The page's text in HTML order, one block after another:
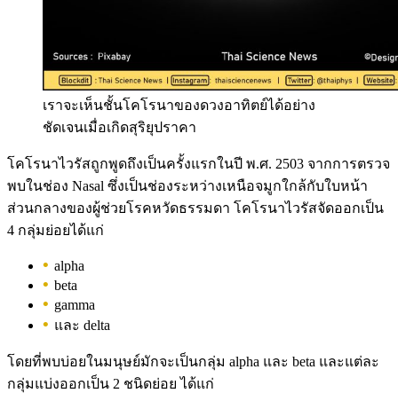
เราจะเห็นชั้นโคโรนาของดวงอาทิตย์ได้อย่าง
ชัดเจนเมื่อเกิดสุริยุปราคา
โคโรนาไวรัสถูกพูดถึงเป็นครั้งแรกในปี พ.ศ. 2503 จากการตรวจ
พบในช่อง Nasal ซึ่งเป็นช่องระหว่างเหนือจมูกใกล้กับใบหน้า
ส่วนกลางของผู้ช่วยโรคหวัดธรรมดา โคโรนาไวรัสจัดออกเป็น
4 กลุ่มย่อยได้แก่
alpha
beta
gamma
และ delta
โดยที่พบบ่อยในมนุษย์มักจะเป็นกลุ่ม alpha และ beta และแต่ละ
กลุ่มแบ่งออกเป็น 2 ชนิดย่อย ได้แก่